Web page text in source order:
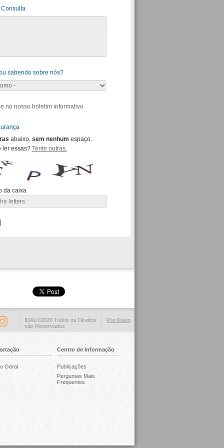
sabendo sobre nós?
no nosso boletim informativo
abaixo, sem nenhum espaço.
ler essas? Tente outras.
da caixa
Por Koein
IDAL©2026 Todos os Direitos
são Reservados
Geral
Centro de Informação
Publicações
Perguntas Mais
Frequentes